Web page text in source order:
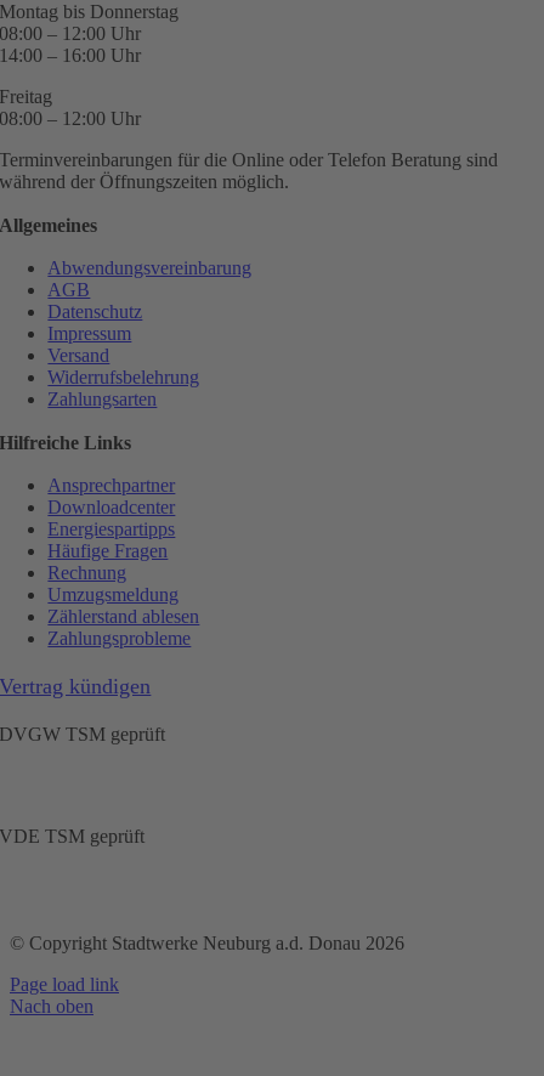
Montag bis Donnerstag
08:00 – 12:00 Uhr
14:00 – 16:00 Uhr
Freitag
08:00 – 12:00 Uhr
Terminvereinbarungen für die Online oder Telefon Beratung sind
während der Öffnungszeiten möglich.
Allgemeines
Abwendungsvereinbarung
AGB
Datenschutz
Impressum
Versand
Widerrufsbelehrung
Zahlungsarten
Hilfreiche Links
Ansprechpartner
Downloadcenter
Energiespartipps
Häufige Fragen
Rechnung
Umzugsmeldung
Zählerstand ablesen
Zahlungsprobleme
Vertrag kündigen
DVGW TSM geprüft
VDE TSM geprüft
© Copyright Stadtwerke Neuburg a.d. Donau 2026
Page load link
Nach oben